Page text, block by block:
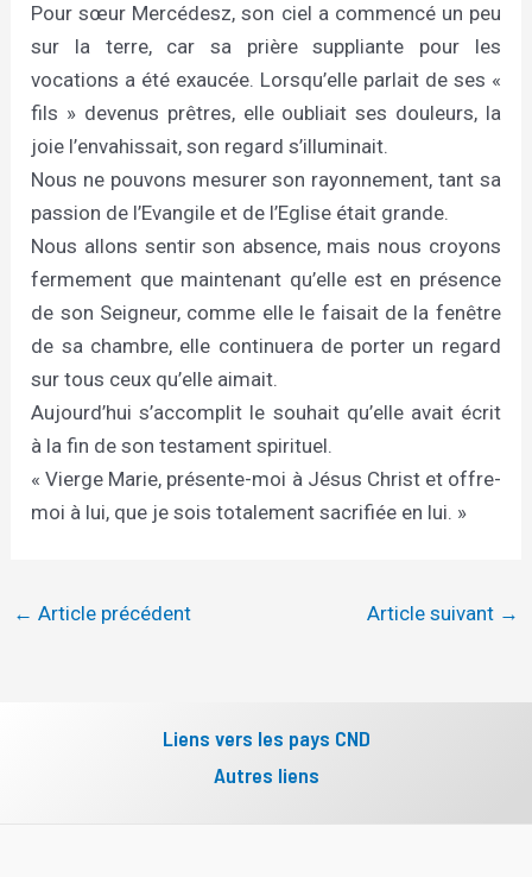
Pour sœur Mercédesz, son ciel a commencé un peu
sur la terre, car sa prière suppliante pour les
vocations a été exaucée. Lorsqu’elle parlait de ses «
fils » devenus prêtres, elle oubliait ses douleurs, la
joie l’envahissait, son regard s’illuminait.
Nous ne pouvons mesurer son rayonnement, tant sa
passion de l’Evangile et de l’Eglise était grande.
Nous allons sentir son absence, mais nous croyons
fermement que maintenant qu’elle est en présence
de son Seigneur, comme elle le faisait de la fenêtre
de sa chambre, elle continuera de porter un regard
sur tous ceux qu’elle aimait.
Aujourd’hui s’accomplit le souhait qu’elle avait écrit
à la fin de son testament spirituel.
« Vierge Marie, présente-moi à Jésus Christ et offre-
moi à lui, que je sois totalement sacrifiée en lui. »
← Article précédent Article suivant →
Liens vers les pays CND
Autres liens